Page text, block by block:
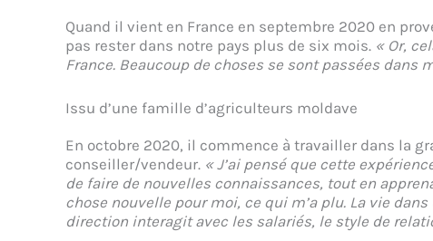
Quand il vient en France en septembre 2020 en
pas rester dans notre pays plus de six mois. « Or,
France. Beaucoup de choses se sont passées
Issu d’une famille d’agriculteurs moldave
En octobre 2020, il commence à travailler dans la
conseiller/vendeur. « J’ai pensé que cette
de faire de nouvelles connaissances, tout en
chose nouvelle pour moi, ce qui m’a plu. La vie
direction interagit avec les salariés, le style de